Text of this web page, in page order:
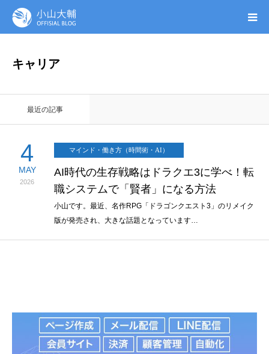
キャリア
最近の記事
4
MAY
2026
マインド・働き方（時間術・AI）
AI時代の生存戦略はドラクエ3に学べ！転
職システムで「賢者」になる方法
小山です。最近、名作RPG「ドラゴンクエスト3」のリメイク
版が発売され、大きな話題となっています…
無料ガイドブック
オンシク本
プロフィール